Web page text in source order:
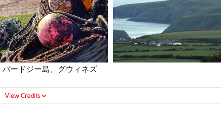
バードジー島、グウィネズ
View Credits